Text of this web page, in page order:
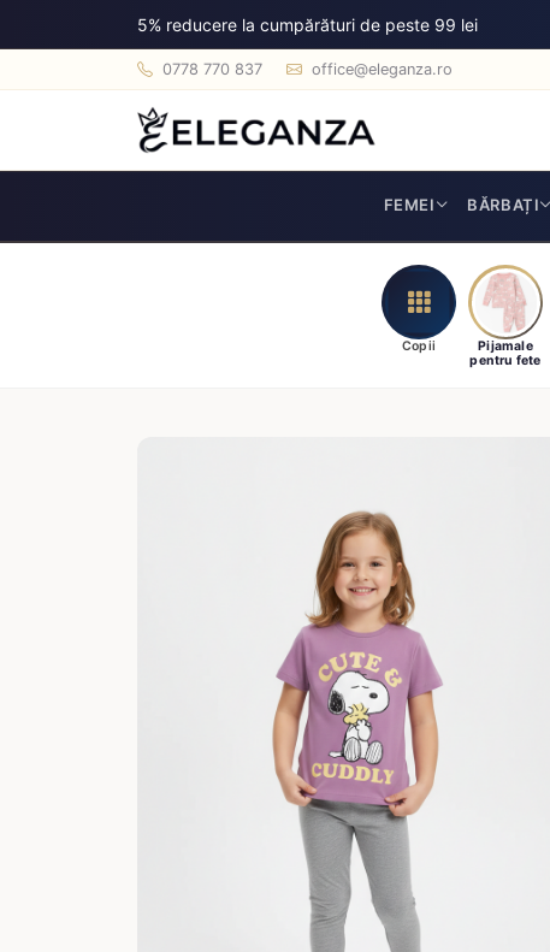
5% reducere la cumpărături de peste 99 lei
0778 770 837 office@eleganza.ro
FEMEI BĂRBAȚI
Copii
Pijamale
pentru fete